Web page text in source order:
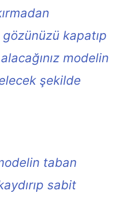
gözünüzü kapatıp
modelin
şekilde
taban
sabit